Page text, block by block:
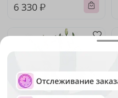
6 330 ₽